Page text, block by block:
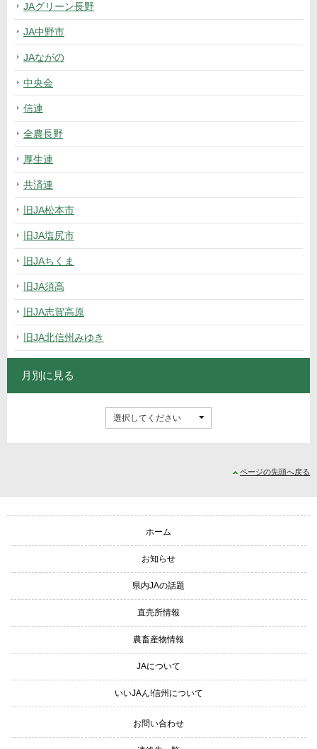
JAグリーン長野
JA中野市
JAながの
中央会
信連
全農長野
厚生連
共済連
旧JA松本市
旧JA塩尻市
旧JAちくま
旧JA須高
旧JA志賀高原
旧JA北信州みゆき
月別に見る
サイトナビゲーション
ホーム
お知らせ
県内JAの話題
直売所情報
農畜産物情報
JAについて
いいJAん!信州について
お問い合わせ
ページの先頭へ戻る